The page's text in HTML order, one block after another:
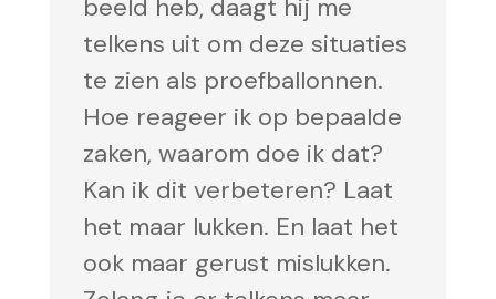
beeld heb, daagt hij me
telkens uit om deze situaties
te zien als proefballonnen.
Hoe reageer ik op bepaalde
zaken, waarom doe ik dat?
Kan ik dit verbeteren? Laat
het maar lukken. En laat het
ook maar gerust mislukken.